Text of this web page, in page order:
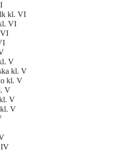
kl. VI
VI
V
kl. V
kl. V
V
V
kl. V
IV